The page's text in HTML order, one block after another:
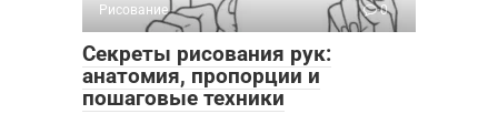
Рисование 0
Секреты рисования рук:
анатомия, пропорции и
пошаговые техники